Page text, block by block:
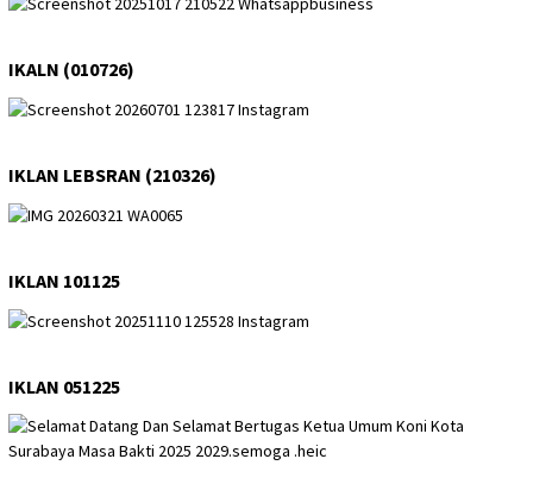
IKALN (010726)
IKLAN LEBSRAN (210326)
IKLAN 101125
IKLAN 051225